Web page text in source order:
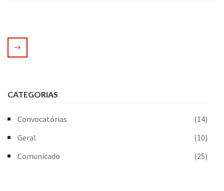
CATEGORIAS
Convocatórias
(14)
Geral
(10)
Comunicado
(25)